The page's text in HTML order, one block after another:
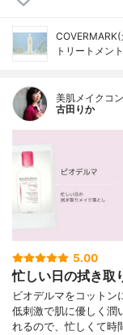
トリートメン
美肌メイクコ
古田りか
5.00
忙しい日の拭き
ビオデルマをコットン
低刺激で肌に優しく潤
れるので、忙しくて時